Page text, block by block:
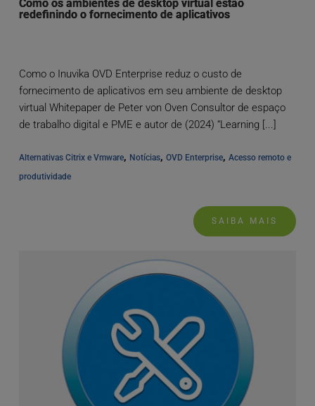
Como os ambientes de desktop virtual estão
redefinindo o fornecimento de aplicativos
Como o Inuvika OVD Enterprise reduz o custo de
fornecimento de aplicativos em seu ambiente de desktop
virtual Whitepaper de Peter von Oven Consultor de espaço
de trabalho digital e PME e autor de (2024) “Learning [...]
Alternativas Citrix e Vmware, Notícias, OVD Enterprise, Acesso remoto e
produtividade
SAIBA MAIS